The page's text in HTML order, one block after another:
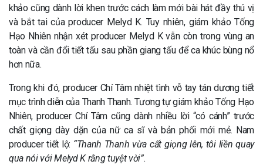
khảo cũng dành lời khen trước cách làm mới bài hát đầy thú vị
và bắt tai của producer Melyd K. Tuy nhiên, giám khảo Tống
Hạo Nhiên nhận xét producer Melyd K vẫn còn trong vùng an
toàn và cần đổi tiết tấu sau phần giang tấu để ca khúc bùng nổ
hơn nữa.
Trong khi đó, producer Chí Tâm nhiệt tình vỗ tay tán dương tiết
mục trình diễn của Thanh Thanh. Tương tự giám khảo Tống Hạo
Nhiên, producer Chí Tâm cũng dành nhiều lời “có cánh” trước
chất giọng dày dặn của nữ ca sĩ và bản phối mới mẻ. Nam
producer tiết lộ: “Thanh Thanh vừa cất giọng lên, tôi liền quay
qua nói với Melyd K rằng tuyệt vời”.